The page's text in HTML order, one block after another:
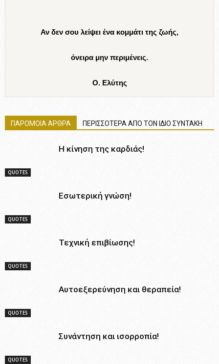
Αν δεν σου λείψει ένα κομμάτι της ζωής,
όνειρα μην περιμένεις.
Ο. Ελύτης
ΠΑΡΟΜΟΙΑ ΑΡΘΡΑ ΠΕΡΙΣΣΟΤΕΡΑ ΑΠΟ ΤΟΝ ΙΔΙΟ ΣΥΝΤΑΚΗ
QUOTES
Η κίνηση της καρδιάς!
QUOTES
Εσωτερική γνώση!
QUOTES
Τεχνική επιβίωσης!
QUOTES
Αυτοεξερεύνηση και θεραπεία!
QUOTES
Συνάντηση και ισορροπία!